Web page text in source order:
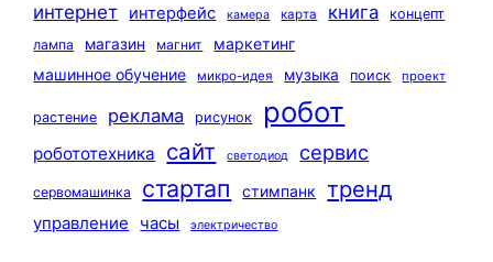
интернет интерфейс камера карта книга
концепт
лампа
магазин магнит
маркетинг
машинное обучение
микро-идея музыка поиск проект
растение реклама рисунок робот
робототехника сайт светодиод сервис
сервомашинка стартап стимпанк тренд
управление часы электричество